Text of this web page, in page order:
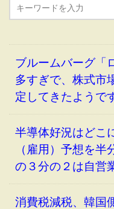
ブルームバーグ「
多すぎで、株式市
定してきたようで
半導体好況はどこ
（雇用）予想を
の３分の２は自営
消費税減税、韓国